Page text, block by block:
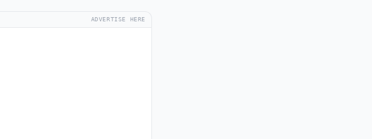
ADVERTISE HERE